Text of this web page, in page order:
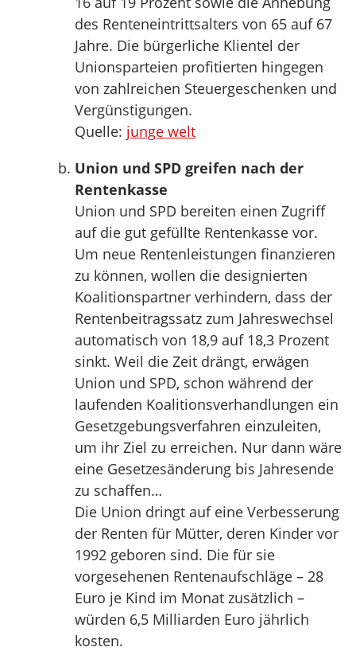
des Renteneintrittsalters von 65 auf 67
Jahre. Die bürgerliche Klientel der
Unionsparteien profitierten hingegen
von zahlreichen Steuergeschenken und
Vergünstigungen.
Quelle: junge welt
Union und SPD greifen nach der
Rentenkasse
Union und SPD bereiten einen Zugriff
auf die gut gefüllte Rentenkasse vor.
Um neue Rentenleistungen finanzieren
zu können, wollen die designierten
Koalitionspartner verhindern, dass der
Rentenbeitragssatz zum Jahreswechsel
automatisch von 18,9 auf 18,3 Prozent
sinkt. Weil die Zeit drängt, erwägen
Union und SPD, schon während der
laufenden Koalitionsverhandlungen ein
Gesetzgebungsverfahren einzuleiten,
um ihr Ziel zu erreichen. Nur dann wäre
eine Gesetzesänderung bis Jahresende
zu schaffen…
Die Union dringt auf eine Verbesserung
der Renten für Mütter, deren Kinder vor
1992 geboren sind. Die für sie
vorgesehenen Rentenaufschläge – 28
Euro je Kind im Monat zusätzlich –
würden 6,5 Milliarden Euro jährlich
kosten.